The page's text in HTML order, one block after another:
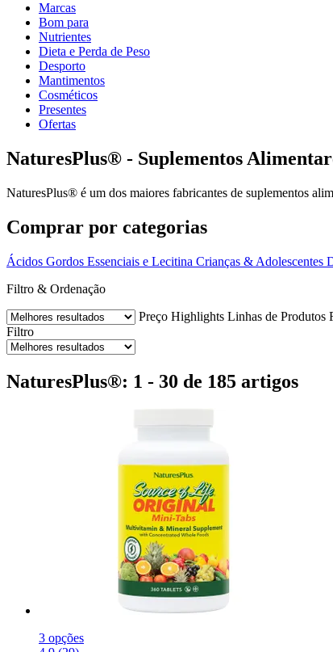
Marcas
Bom para
Nutrientes
Dieta e Perda de Peso
Desporto
Mantimentos
Cosméticos
Presentes
Ofertas
NaturesPlus® - Suplementos
NaturesPlus® é um dos maiores fabricantes de suplementos
Comprar por categorias
Ácidos Gordos Essenciais e Lecitina Crianças & Adolescentes
Filtro & Ordenação
Preço Highlights Linhas de Produtos
Filtro
NaturesPlus®: 1 - 30 de 185 artigos
3 opções